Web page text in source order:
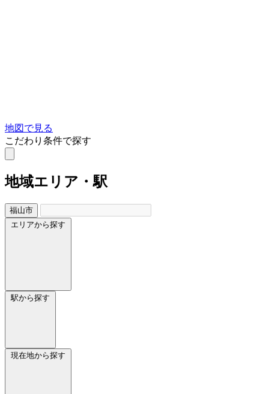
地図で見る
こだわり条件で探す
地域エリア・駅
福山市
エリアから探す
駅から探す
現在地から探す